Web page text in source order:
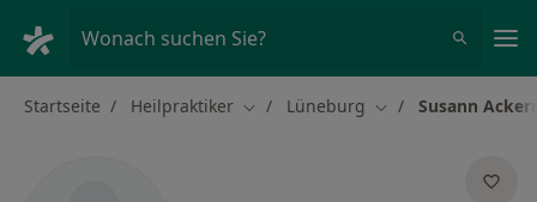
Wonach suchen Sie?
Startseite Heilpraktiker Stadt ändern
Lüneburg Stadt ändern
Susann